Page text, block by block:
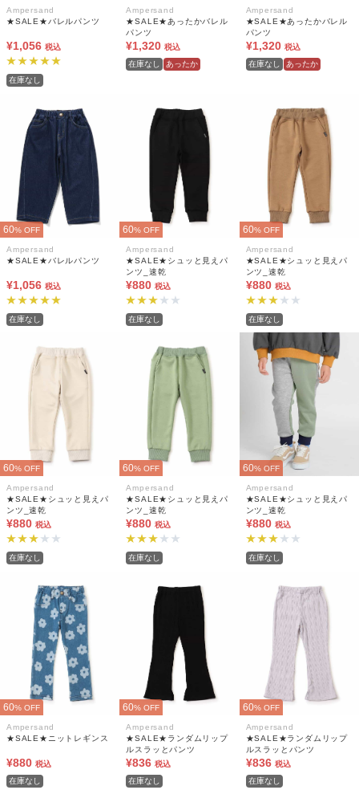
Ampersand
★SALE★バレルパンツ
¥1,056 税込
在庫なし
Ampersand
★SALE★あったかバレル
パンツ
¥1,320 税込
在庫なし
あったか
Ampersand
★SALE★あったかバレル
パンツ
¥1,320 税込
在庫なし
あったか
60% OFF
Ampersand
★SALE★バレルパンツ
¥1,056 税込
在庫なし
60% OFF
Ampersand
★SALE★シュッと見えパ
ンツ_速乾
¥880 税込
在庫なし
60% OFF
Ampersand
★SALE★シュッと見えパ
ンツ_速乾
¥880 税込
在庫なし
60% OFF
Ampersand
★SALE★シュッと見えパ
ンツ_速乾
¥880 税込
在庫なし
60% OFF
Ampersand
★SALE★シュッと見えパ
ンツ_速乾
¥880 税込
在庫なし
60% OFF
Ampersand
★SALE★シュッと見えパ
ンツ_速乾
¥880 税込
在庫なし
60% OFF
Ampersand
★SALE★ニットレギンス
¥880 税込
在庫なし
60% OFF
Ampersand
★SALE★ランダムリップ
ルスラッとパンツ
¥836 税込
在庫なし
60% OFF
Ampersand
★SALE★ランダムリップ
ルスラッとパンツ
¥836 税込
在庫なし